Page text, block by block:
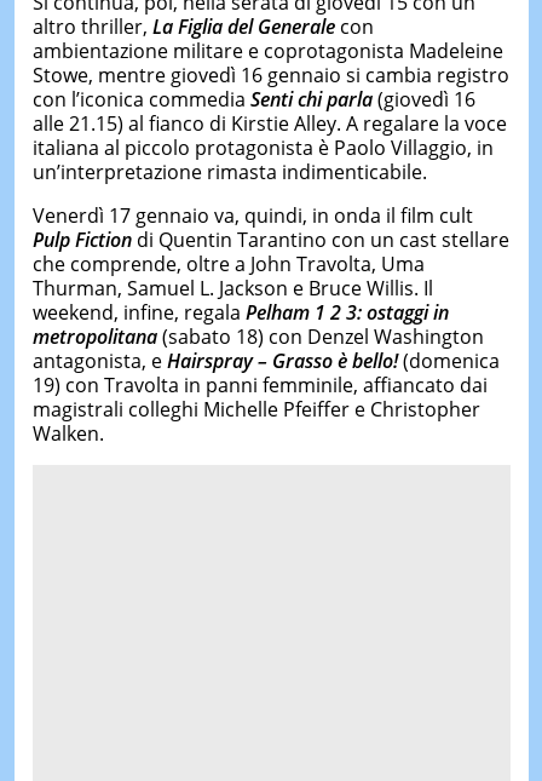
altro thriller, La Figlia del Generalecon
ambientazione militare e coprotagonista Madeleine
Stowe, mentre giovedì 16 gennaio si cambia registro
con l’iconica commedia Senti chi parla (giovedì 16
alle 21.15) al fianco di Kirstie Alley. A regalare la voce
italiana al piccolo protagonista è Paolo Villaggio, in
un’interpretazione rimasta indimenticabile.
Venerdì 17 gennaio va, quindi, in onda il film cult
Pulp Fictiondi Quentin Tarantino con un cast stellare
che comprende, oltre a John Travolta, Uma
Thurman, Samuel L. Jackson e Bruce Willis. Il
weekend, infine, regala Pelham 1 2 3: ostaggi in
metropolitana(sabato 18) con Denzel Washington
antagonista, eHairspray – Grasso è bello!(domenica
19) con Travolta in panni femminile, affiancato dai
magistrali colleghi Michelle Pfeiffer e Christopher
Walken.